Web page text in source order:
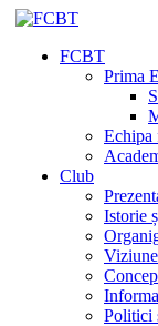
FCBT
Prima
Echipa
Club
Istorie
Politici